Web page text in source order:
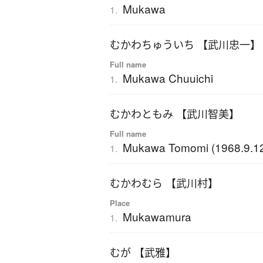
1. Mukawa
むかわちゅういち 【武川忠一】
Full name
1. Mukawa Chuuichi
むかわともみ 【武川智美】
Full name
1. Mukawa Tomomi
むかわむら 【武川村】
Place
1. Mukawamura
むが 【武雅】